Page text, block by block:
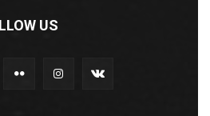
US